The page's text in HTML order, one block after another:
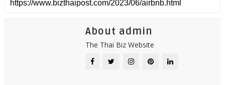
About admin
The Thai Biz Website